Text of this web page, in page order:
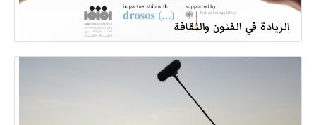
الريادة في الفنون والثقافة